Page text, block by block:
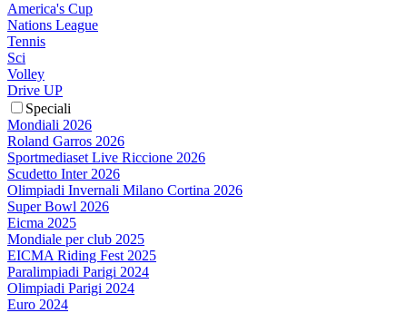
America's Cup
Nations League
Tennis
Sci
Volley
Drive UP
Speciali
Mondiali 2026
Roland Garros 2026
Sportmediaset Live Riccione 2026
Scudetto Inter 2026
Olimpiadi Invernali Milano Cortina 2026
Super Bowl 2026
Eicma 2025
Mondiale per club 2025
EICMA Riding Fest 2025
Paralimpiadi Parigi 2024
Olimpiadi Parigi 2024
Euro 2024